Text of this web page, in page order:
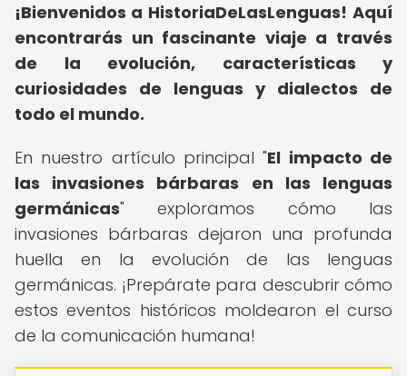
¡Bienvenidos a HistoriaDeLasLenguas! Aquí
encontrarás un fascinante viaje a través
de la evolución, características y
curiosidades de lenguas y dialectos de
todo el mundo.
En nuestro artículo principal "El impacto de
las invasiones bárbaras en las lenguas
germánicas" exploramos cómo las
invasiones bárbaras dejaron una profunda
huella en la evolución de las lenguas
germánicas. ¡Prepárate para descubrir cómo
estos eventos históricos moldearon el curso
de la comunicación humana!